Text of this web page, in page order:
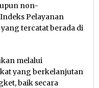
non-
Pelayanan
tercatat berada di
melalui
yang berkelanjutan
baik secara